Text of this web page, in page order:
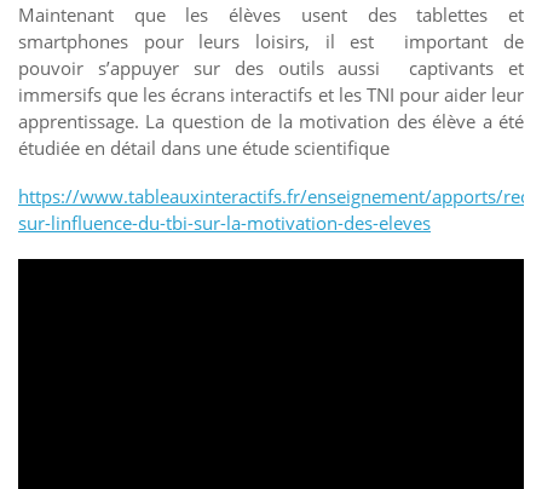
Maintenant que les élèves usent des tablettes et
smartphones pour leurs loisirs, il est important de
pouvoir s’appuyer sur des outils aussi captivants et
immersifs que les écrans interactifs et les TNI pour aider leur
apprentissage. La question de la motivation des élève a été
étudiée en détail dans une étude scientifique
https://www.tableauxinteractifs.fr/enseignement/apports/
sur-linfluence-du-tbi-sur-la-motivation-des-eleves